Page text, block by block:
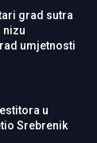
grad sutra
nizu
umjetnosti
u
Srebrenik